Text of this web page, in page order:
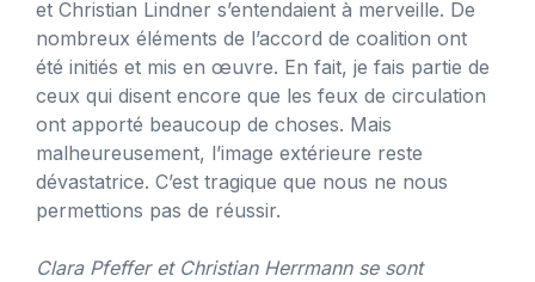
et Christian Lindner s’entendaient à merveille. De
nombreux éléments de l’accord de coalition ont
été initiés et mis en œuvre. En fait, je fais partie de
ceux qui disent encore que les feux de circulation
ont apporté beaucoup de choses. Mais
malheureusement, l’image extérieure reste
dévastatrice. C’est tragique que nous ne nous
permettions pas de réussir.
Clara Pfeffer et Christian Herrmann se sont